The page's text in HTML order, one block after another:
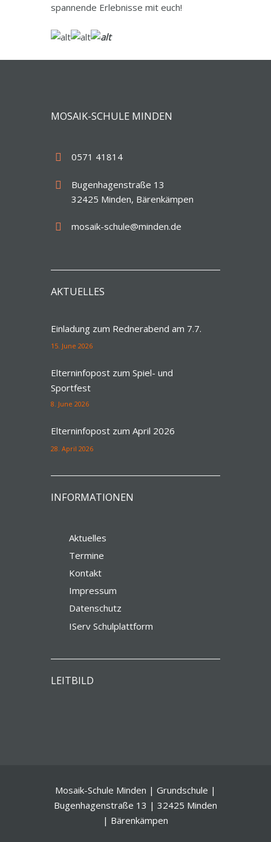
spannende Erlebnisse mit euch!
MOSAIK-SCHULE MINDEN
0571 41814
Bugenhagenstraße 13
32425 Minden, Bärenkämpen
mosaik-schule@minden.de
AKTUELLES
Einladung zum Rednerabend am 7.7.
15. June 2026
Elterninfopost zum Spiel- und
Sportfest
8. June 2026
Elterninfopost zum April 2026
28. April 2026
INFORMATIONEN
Aktuelles
Termine
Kontakt
Impressum
Datenschutz
IServ Schulplattform
LEITBILD
Mosaik-Schule Minden | Grundschule |
Bugenhagenstraße 13 | 32425 Minden
| Bärenkämpen